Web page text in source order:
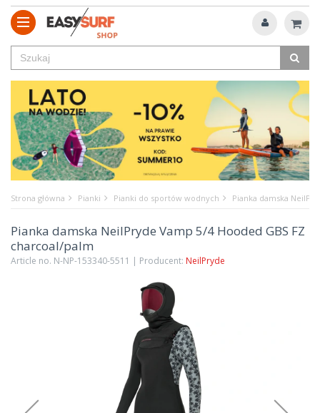
Strona główna Pianki Pianki do sportów wodnych Pianka damska
Pianka damska NeilPryde Vamp 5/4 Hooded GBS FZ
charcoal/palm
Article no. N-NP-153340-5511 | Producent: NeilPryde